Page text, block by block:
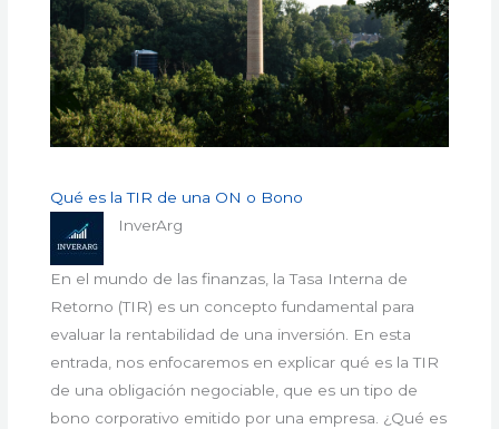
Qué es la TIR de una ON o Bono
InverArg
En el mundo de las finanzas, la Tasa Interna de
Retorno (TIR) es un concepto fundamental para
evaluar la rentabilidad de una inversión. En esta
entrada, nos enfocaremos en explicar qué es la TIR
de una obligación negociable, que es un tipo de
bono corporativo emitido por una empresa. ¿Qué es